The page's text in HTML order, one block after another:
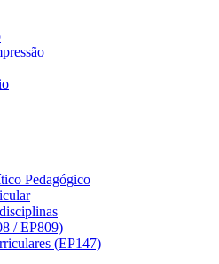
Pedagógico
/ EP809)
(EP147)